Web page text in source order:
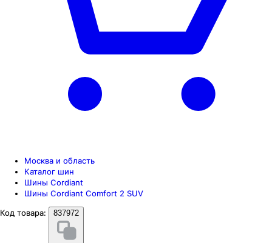
Москва и область
Каталог шин
Шины Cordiant
Шины Cordiant Comfort 2 SUV
Код товара:
837972